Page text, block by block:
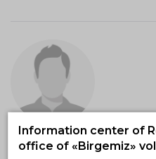
"Мы помним, мы
Information center of
office of «Birgemiz»